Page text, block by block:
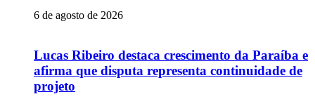
6 de agosto de 2026
Lucas Ribeiro destaca crescimento da Paraíba e
afirma que disputa representa continuidade de
projeto